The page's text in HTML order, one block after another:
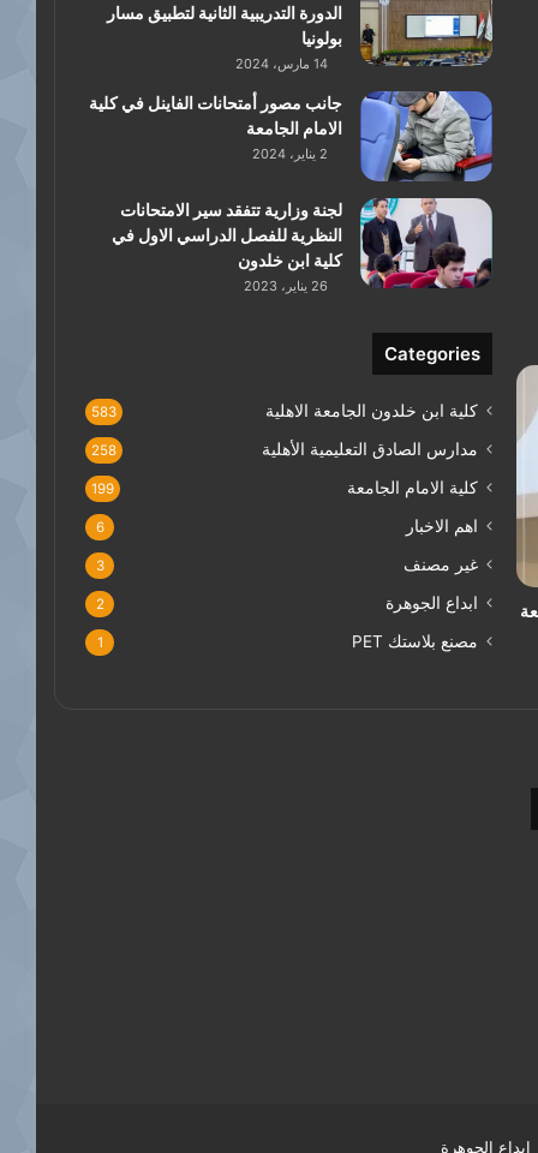
الدورة التدريبية الثانية لتطبيق مسار
بولونيا
14 مارس، 2024
جانب مصور أمتحانات الفاينل في كلية
الامام الجامعة
2 يناير، 2024
لجنة وزارية تتفقد سير الامتحانات
النظرية للفصل الدراسي الاول في
كلية ابن خلدون
26 يناير، 2023
Categories
كلية ابن خلدون الجامعة الاهلية 583
مدارس الصادق التعليمية الأهلية 258
كلية الامام الجامعة 199
اهم الاخبار 6
غير مصنف 3
ابداع الجوهرة 2
مصنع بلاستك PET 1
ابداع الجوهرة